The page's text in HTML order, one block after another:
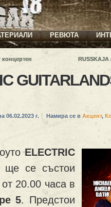
РЕВЮТА
концертен
RUSSKAJA
06.02.2023 г. Намира се в Акцент,
ELECTRIC
ще се състои
от 20.00 часа в
5. Предстои